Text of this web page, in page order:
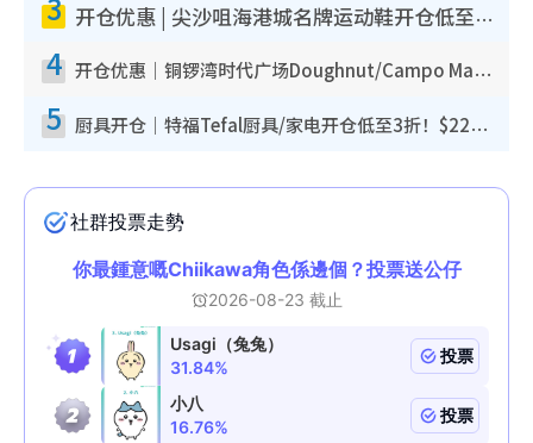
开仓优惠 | 尖沙咀海港城名牌运动鞋开仓低至1折！On鞋$899起/Joy&Peace鞋履$98起
4 开仓优惠｜铜锣湾时代广场Doughnut/Campo Marzio开仓低至1折！背囊、书包、手袋劈价$200起
5 厨具开仓｜特福Tefal厨具/家电开仓低至3折！$220起买平底锅/炒锅/汤锅！电饭煲/吸尘器/挂烫机$418起